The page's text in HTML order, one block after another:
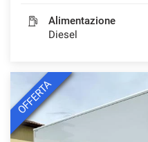
Alimentazione
Diesel
OFFERTA